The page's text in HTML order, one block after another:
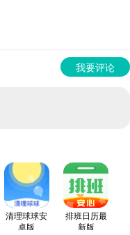
我要评论
清理球球安
卓版
排班日历最
新版